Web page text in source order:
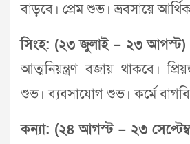
বাড়বে। প্রেম শুভ। ভ্রবসায়ে
সিংহ: (২৩ জুলাই – ২৩ আগস্ট)
আত্মনিয়ন্ত্রণ বজায় থাকবে।
শুভ। ব্যবসাযোগ শুভ। কর্মে
কন্যা: (২৪ আগস্ট – ২৩